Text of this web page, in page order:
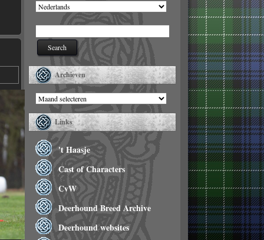
Kies
taal
Archieven
Archieven
Links
't Haasje
Cast of Characters
CvW
Deerhound Breed Archive
Deerhound websites